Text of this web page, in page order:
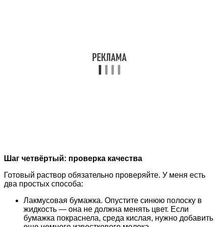
Шаг четвёртый: проверка качества
Готовый раствор обязательно проверяйте. У меня есть
два простых способа:
Лакмусовая бумажка. Опустите синюю полоску в
жидкость — она не должна менять цвет. Если
бумажка покраснела, среда кислая, нужно добавить